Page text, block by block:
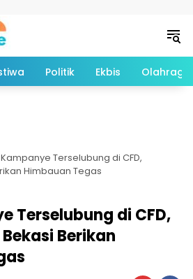
Politik Ekbis Olahraga
Terselubung di CFD,
Himbauan Tegas
Terselubung di CFD,
Berikan